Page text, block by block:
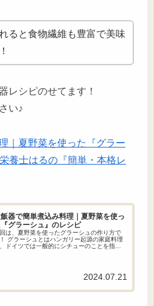
ると食物繊維も豊富で美味
レシピのせてます！
い♪
｜夏野菜を使った『グラー
養士はるの『簡単・本格レ
器で簡単煮込み料理｜夏野菜を使っ
グラーシュ』のレシピ
は、夏野菜を使ったグラーシュの作り方で
グラーシュとはハンガリー起源の家庭料理
ドイツでは一般的にシチューのことを指し
ができるのでぜひお試しください♪2024.07.21